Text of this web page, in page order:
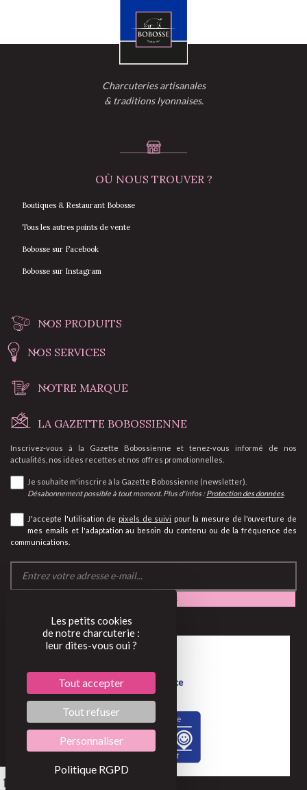
Charcuteries artisanales
& traditions lyonnaises.
OÙ NOUS TROUVER ?
Boutiques & Restaurant Bobosse
Tous les autres points de vente
Bobosse sur Facebook
Bobosse sur Instagram
NOS PRODUITS
NOS SERVICES
NOTRE MARQUE
LA GAZETTE BOBOSSIENNE
Inscrivez-vous à la Gazette Bobossienne et tenez-vous informé de nos
actualités, nos idées recettes et nos offres promotionnelles.
Je souhaite m'inscrire à la Gazette Bobossienne (newsletter).
Désabonnement possible à tout moment. Plus d'infos : Protection des données.
J'accepte l'utilisation de pixels de suivi pour la mesure de l'ouverture de
mes emails et l'adaptation au besoin du contenu ou de la fréquence des
communications.
Les petits cookies
de notre charcuterie :
leur dites-vous oui ?
Tout accepter
Tout refuser
Personnaliser
Politique RGPD